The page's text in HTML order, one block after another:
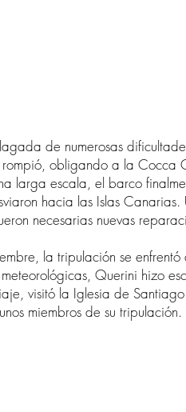
de numerosas
obligando a la Cocca
larga escala, el barco
hacia las Islas
necesarias nuevas
la tripulación se enfrentó
Querini hizo
visitó la Iglesia de
miembros de su tripulación.